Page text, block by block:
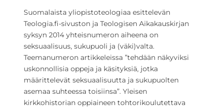
Suomalaista yliopistoteologiaa esittelevän
Teologia.fi-sivuston ja Teologisen Aikakauskirjan
syksyn 2014 yhteisnumeron aiheena on
seksuaalisuus, sukupuoli ja (väki)valta.
Teemanumeron artikkeleissa ”tehdään näkyviksi
uskonnollisia oppeja ja käsityksiä, jotka
määrittelevät seksuaalisuutta ja sukupuolten
asemaa suhteessa toisiinsa”. Yleisen
kirkkohistorian oppiaineen tohtorikoulutettava